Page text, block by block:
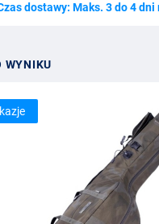
dostawy: Maks. 3 do 4 dni
WYNIKU